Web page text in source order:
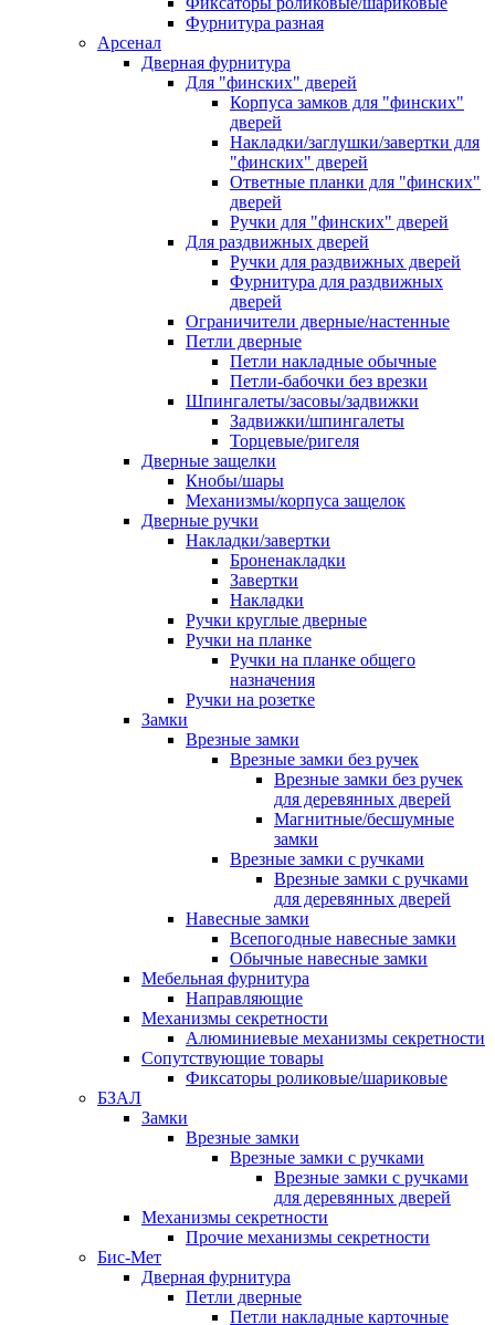
Фурнитура разная
Арсенал
Дверная фурнитура
Для "финских" дверей
Корпуса замков для "финских"
дверей
Накладки/заглушки/завертки для
"финских" дверей
Ответные планки для "финских"
дверей
Ручки для "финских" дверей
Для раздвижных дверей
Ручки для раздвижных дверей
Фурнитура для раздвижных
дверей
Ограничители дверные/настенные
Петли дверные
Петли накладные обычные
Петли-бабочки без врезки
Шпингалеты/засовы/задвижки
Задвижки/шпингалеты
Торцевые/ригеля
Дверные защелки
Кнобы/шары
Механизмы/корпуса защелок
Дверные ручки
Накладки/завертки
Броненакладки
Завертки
Накладки
Ручки круглые дверные
Ручки на планке
Ручки на планке общего
назначения
Ручки на розетке
Замки
Врезные замки
Врезные замки без ручек
Врезные замки без ручек
для деревянных дверей
Магнитные/бесшумные
замки
Врезные замки с ручками
Врезные замки с ручками
для деревянных дверей
Навесные замки
Всепогодные навесные замки
Обычные навесные замки
Мебельная фурнитура
Направляющие
Механизмы секретности
Алюминиевые механизмы секретности
Сопутствующие товары
Фиксаторы роликовые/шариковые
БЗАЛ
Замки
Врезные замки
Врезные замки с ручками
Врезные замки с ручками
для деревянных дверей
Механизмы секретности
Прочие механизмы секретности
Бис-Мет
Дверная фурнитура
Петли дверные
Петли накладные карточные